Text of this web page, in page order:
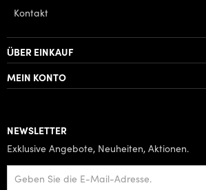
Kontakt
ÜBER EINKAUF
MEIN KONTO
NEWSLETTER
Exklusive Angebote, Neuheiten, Aktionen.